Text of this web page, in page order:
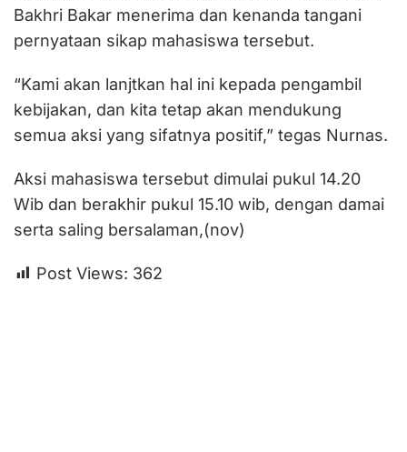
Bakhri Bakar menerima dan kenanda tangani
pernyataan sikap mahasiswa tersebut.
“Kami akan lanjtkan hal ini kepada pengambil
kebijakan, dan kita tetap akan mendukung
semua aksi yang sifatnya positif,” tegas Nurnas.
Aksi mahasiswa tersebut dimulai pukul 14.20
Wib dan berakhir pukul 15.10 wib, dengan damai
serta saling bersalaman,(nov)
Post Views: 362